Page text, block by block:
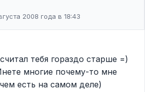
2008 года в 18:43
тебя гораздо старше =)
многие почему-то мне
есть на самом деле)